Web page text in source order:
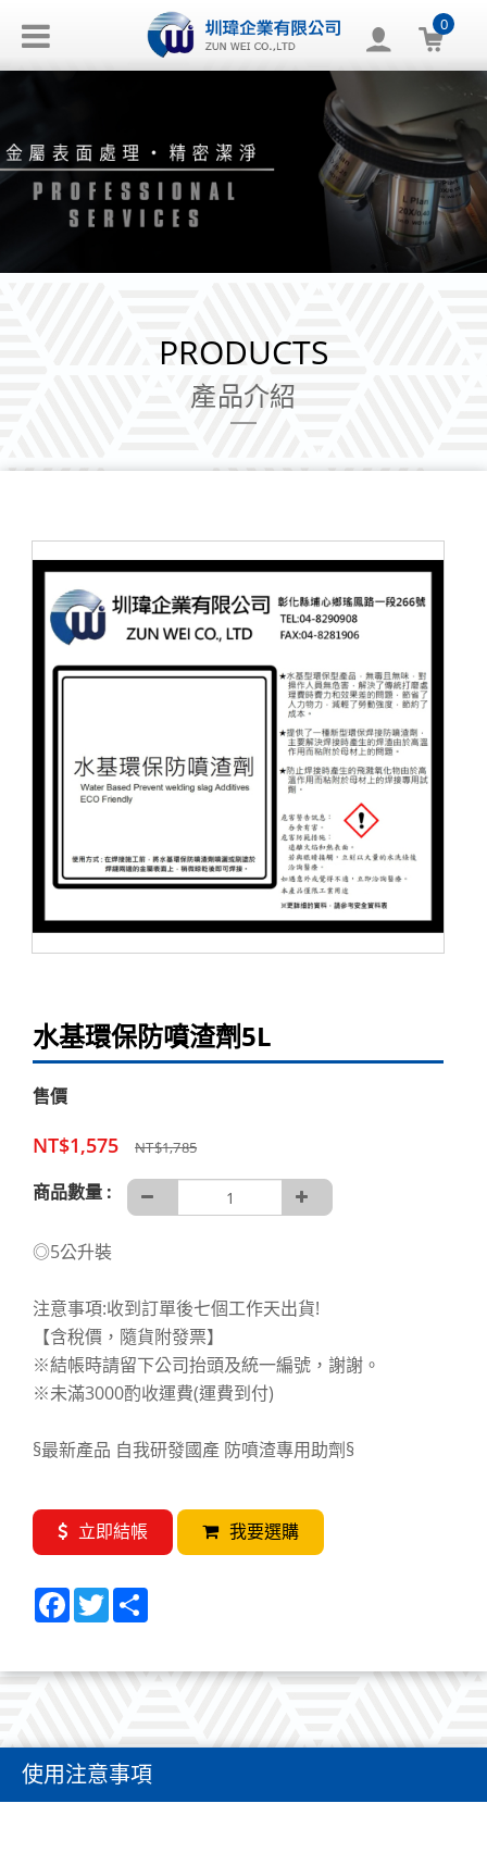
0
PRODUCTS
產品介紹
水基環保防噴渣劑5L
售價
NT$1,575 NT$1,785
商品數量 :
◎5公升裝
注意事項:收到訂單後七個工作天出貨!
【含稅價，隨貨附發票】
※結帳時請留下公司抬頭及統一編號，謝謝。
※未滿3000酌收運費(運費到付)
§最新產品 自我研發國產 防噴渣專用助劑§
本產品屬於環保型產品，無毒且氣味小，對操作人員
無危害。
良好的附著效果使表面形成的薄層具有出色的防銲渣
附著功效
本產品有優越的水解能力，銲接完可直接進行鍍鋅處
水基環保防噴渣劑具有良好的抗腐蝕能力
立即結帳 我要選購
Facebook
Twitter
使用注意事項